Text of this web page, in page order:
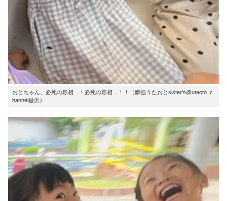
おとちゃん、必死の形相…！必死の形相…！！（癖強うたおとsister's@utaoto_c
hannel提供）